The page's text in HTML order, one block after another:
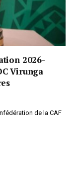
2026-
Virunga
de la CAF